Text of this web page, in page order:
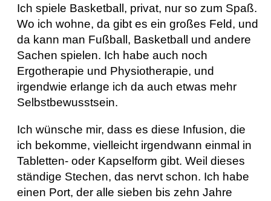
Ich spiele Basketball, privat, nur so zum Spaß.
Wo ich wohne, da gibt es ein großes Feld, und
da kann man Fußball, Basketball und andere
Sachen spielen. Ich habe auch noch
Ergotherapie und Physiotherapie, und
irgendwie erlange ich da auch etwas mehr
Selbstbewusstsein.
Ich wünsche mir, dass es diese Infusion, die
ich bekomme, vielleicht irgendwann einmal in
Tabletten- oder Kapselform gibt. Weil dieses
ständige Stechen, das nervt schon. Ich habe
einen Port, der alle sieben bis zehn Jahre